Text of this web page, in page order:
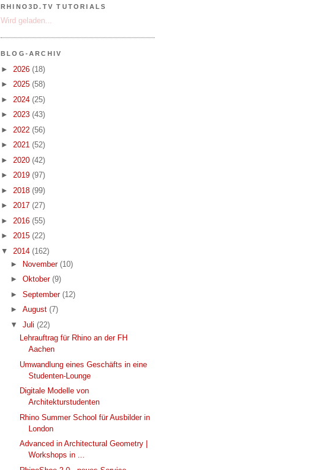
RHINO3D.TV TUTORIALS
Wird geladen...
BLOG-ARCHIV
► 2026 (18)
► 2025 (58)
► 2024 (25)
► 2023 (43)
► 2022 (56)
► 2021 (52)
► 2020 (42)
► 2019 (97)
► 2018 (99)
► 2017 (27)
► 2016 (55)
► 2015 (22)
▼ 2014 (162)
►
November (10)
► Oktober (9)
► September (12)
► August (7)
▼ Juli (22)
Lehrauftrag für Rhino an der FH
Aachen
Umwandlung eines Geschäfts in eine
Studenten-Lounge
Digitale Modelle von
Architekturstudenten
Rhino Summer School für Ausbilder in
London
Advanced in Architectural Geometry |
Workshops in ...